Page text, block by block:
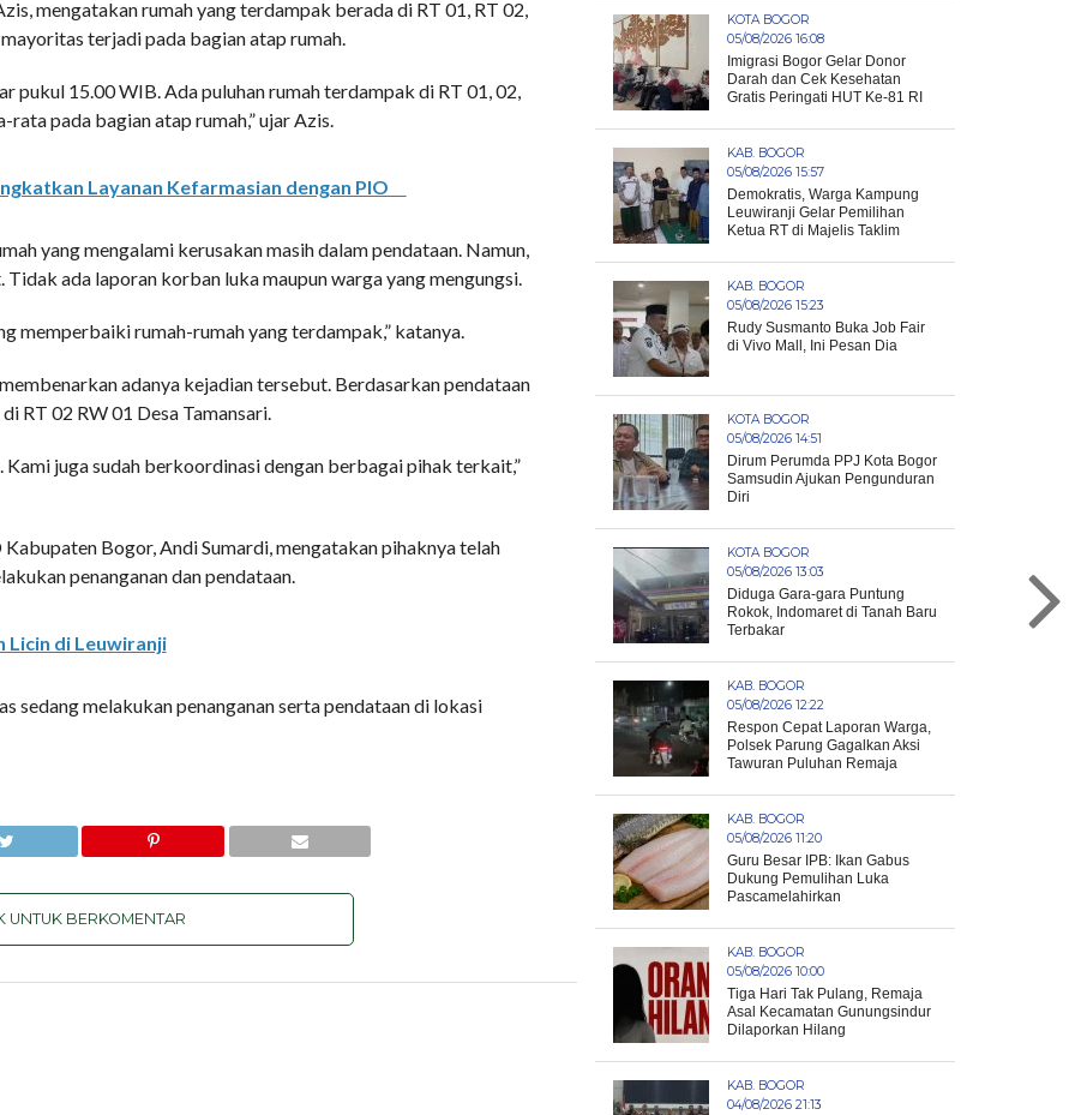
mengatakan rumah yang terdampak berada di RT 01, RT 02,
terjadi pada bagian atap rumah.
pukul 15.00 WIB. Ada puluhan rumah terdampak di RT 01, 02,
pada bagian atap rumah,” ujar Azis.
Layanan Kefarmasian dengan PIO
yang mengalami kerusakan masih dalam pendataan. Namun,
ada laporan korban luka maupun warga yang mengungsi.
memperbaiki rumah-rumah yang terdampak,” katanya.
adanya kejadian tersebut. Berdasarkan pendataan
RT 02 RW 01 Desa Tamansari.
juga sudah berkoordinasi dengan berbagai pihak terkait,”
Bogor, Andi Sumardi, mengatakan pihaknya telah
penanganan dan pendataan.
Licin di Leuwiranji
sedang melakukan penanganan serta pendataan di lokasi
UNTUK BERKOMENTAR
KOTA BOGOR
05/08/2026 16:08
Imigrasi Bogor Gelar Donor
Darah dan Cek Kesehatan
Gratis Peringati HUT Ke-81 RI
KAB. BOGOR
05/08/2026 15:57
Demokratis, Warga Kampung
Leuwiranji Gelar Pemilihan
Ketua RT di Majelis Taklim
KAB. BOGOR
05/08/2026 15:23
Rudy Susmanto Buka Job Fair
di Vivo Mall, Ini Pesan Dia
KOTA BOGOR
05/08/2026 14:51
Dirum Perumda PPJ Kota Bogor
Samsudin Ajukan Pengunduran
Diri
KOTA BOGOR
05/08/2026 13:03
Diduga Gara-gara Puntung
Rokok, Indomaret di Tanah Baru
Terbakar
KAB. BOGOR
05/08/2026 12:22
Respon Cepat Laporan Warga,
Polsek Parung Gagalkan Aksi
Tawuran Puluhan Remaja
KAB. BOGOR
05/08/2026 11:20
Guru Besar IPB: Ikan Gabus
Dukung Pemulihan Luka
Pascamelahirkan
KAB. BOGOR
05/08/2026 10:00
Tiga Hari Tak Pulang, Remaja
Asal Kecamatan Gunungsindur
Dilaporkan Hilang
KAB. BOGOR
04/08/2026 21:13